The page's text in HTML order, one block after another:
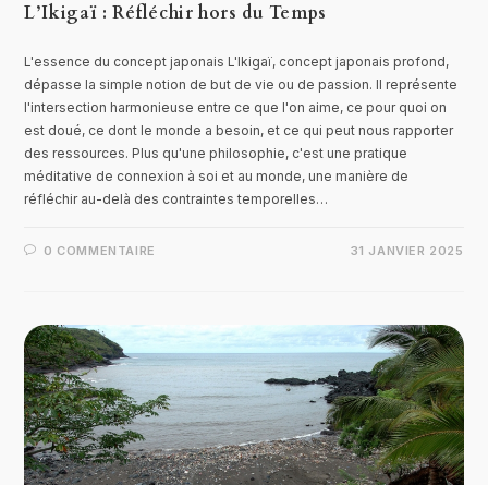
L’Ikigaï : Réfléchir hors du Temps
L'essence du concept japonais L'Ikigaï, concept japonais profond,
dépasse la simple notion de but de vie ou de passion. Il représente
l'intersection harmonieuse entre ce que l'on aime, ce pour quoi on
est doué, ce dont le monde a besoin, et ce qui peut nous rapporter
des ressources. Plus qu'une philosophie, c'est une pratique
méditative de connexion à soi et au monde, une manière de
réfléchir au-delà des contraintes temporelles…
0 COMMENTAIRE 31 JANVIER 2025